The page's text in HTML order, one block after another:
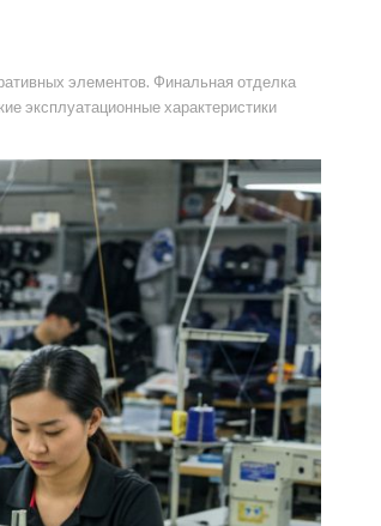
элементов. Финальная отделка
эксплуатационные характеристики